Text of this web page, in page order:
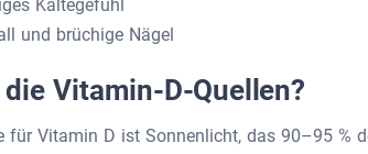
Kältegefühl
und brüchige Nägel
Vitamin-D-Quellen?
für Vitamin D ist Sonnenlicht, das 90–95 %